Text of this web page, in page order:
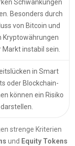
Schwankungen
Besonders durch
von Bitcoin und
Kryptowährungen
Markt instabil sein.
in Smart
oder Blockchain-
können ein Risiko
darstellen.
strenge Kriterien
und Equity Tokens